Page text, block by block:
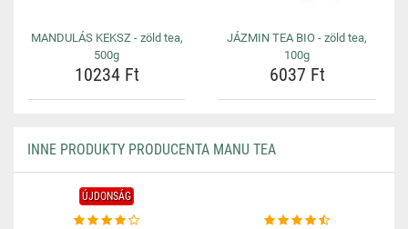
MANDULÁS KEKSZ - zöld tea,
500g
10234 Ft
JÁZMIN TEA BIO - zöld tea,
100g
6037 Ft
INNE PRODUKTY PRODUCENTA MANU TEA
ÚJDONSÁG